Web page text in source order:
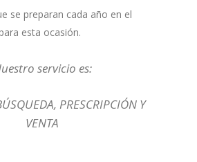
se preparan cada año en el
esta ocasión.
servicio es:
PRESCRIPCIÓN Y
VENTA